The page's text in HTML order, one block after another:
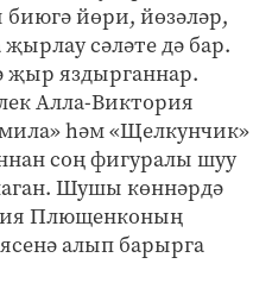
йөри, йөзәләр,
сәләте дә бар.
җыр яздырганнар.
Алла-Виктория
һәм «Щелкунчик»
соң фигуралы шуу
Шушы көннәрдә
Плющенконың
алып барырга